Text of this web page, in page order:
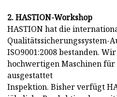
2. HASTION-Workshop
HASTION hat die
Qualitätssicherungssystem-
ISO9001:2008 bestanden.
hochwertigen Maschinen
ausgestattet
Inspektion. Bisher verfügt